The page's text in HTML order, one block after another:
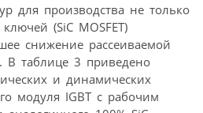
для производства не только
(SiC MOSFET)
снижение рассеиваемой
В таблице 3 приведено
и динамических
модуля IGBT с рабочим